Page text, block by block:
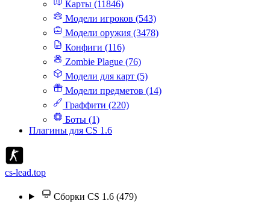
Карты (11846)
Модели игроков (543)
Модели оружия (3478)
Конфиги (116)
Zombie Plague (76)
Модели для карт (5)
Модели предметов (14)
Граффити (220)
Боты (1)
Плагины для CS 1.6
cs-lead.top
Сборки CS 1.6 (479)